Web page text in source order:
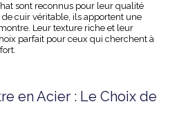
sont reconnus pour leur qualité
cuir véritable, ils apportent une
Leur texture riche et leur
parfait pour ceux qui cherchent à
en Acier : Le Choix de